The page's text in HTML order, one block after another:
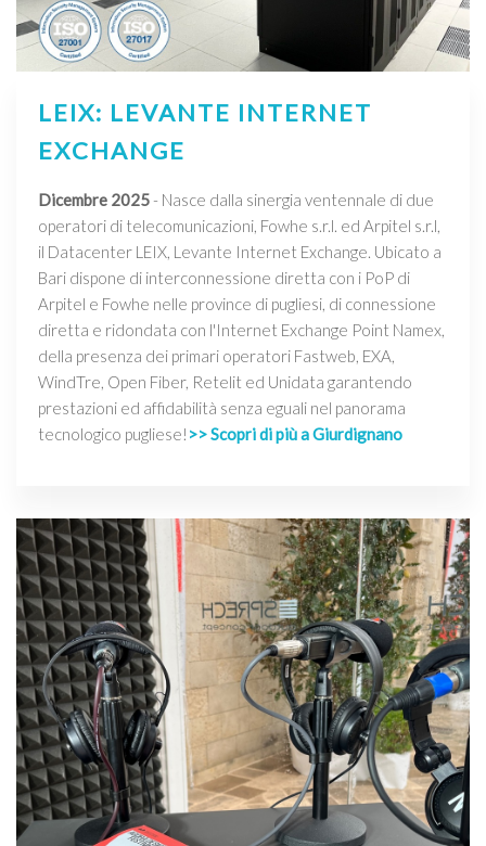
LEIX: LEVANTE INTERNET
EXCHANGE
Dicembre 2025- Nasce dalla sinergia ventennale di due
operatori di telecomunicazioni, Fowhe s.r.l. ed Arpitel s.r.l,
il Datacenter LEIX, Levante Internet Exchange. Ubicato a
Bari dispone di interconnessione diretta con i PoP di
Arpitel e Fowhe nelle province di pugliesi, di connessione
diretta e ridondata con l'Internet Exchange Point Namex,
della presenza dei primari operatori Fastweb, EXA,
WindTre, Open Fiber, Retelit ed Unidata garantendo
prestazioni ed affidabilità senza eguali nel panorama
tecnologico pugliese! >> Scopri di più a Giurdignano